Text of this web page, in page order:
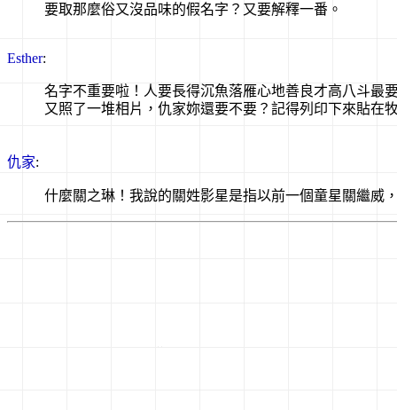
要取那麼俗又沒品味的假名字？又要解釋一番。
Esther:
名字不重要啦！人要長得沉魚落雁心地善良才高八斗最
又照了一堆相片，仇家妳還要不要？記得列印下來貼在
仇家:
什麼關之琳！我說的關姓影星是指以前一個童星關繼